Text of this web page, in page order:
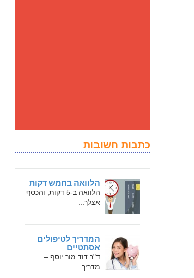
כתבות חשובות
הלוואה בחמש דקות
הלוואה ב-5 דקות, והכסף
אצלך...
המדריך לטיפולים
אסתטיים
ד"ר דוד מור יוסף –
מדריך...